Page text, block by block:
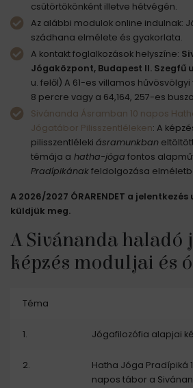
csütörtökönként illetve hétvégén.
Az alábbi modulok online indulnak:
szádhana elmélete és gyakorlata.
A kontakt foglalkozások helyszíne:
Jógaközpont, Budapest II. Szegfű
u. felől) A 61-es villamos
8 percre vagy a 64,164, 257-es
Sivánanda Ásramban 10 napos
Jógatábor Pilisszentléleken: A
pilisszentléleki ásramunkban
témája a hatha-jóga fontos
Pradípikánakfeldolgozása
A 2026/2027 ÓRARENDET a
küldjük meg.
A Sivánanda haladó
képzés moduljai és
Téma
1. Jógafilozófia alapjai
2.
Hatha Jóga Pradípiká
napos tábor a